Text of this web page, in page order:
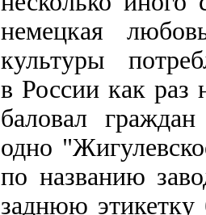
немецкая
культуры
в России как раз
баловал
одно
по названию
заднюю этикетку